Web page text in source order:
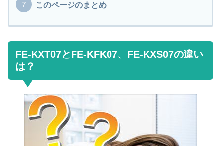
このページのまとめ
FE-KXT07とFE-KFK07、FE-KXS07の違い
は？